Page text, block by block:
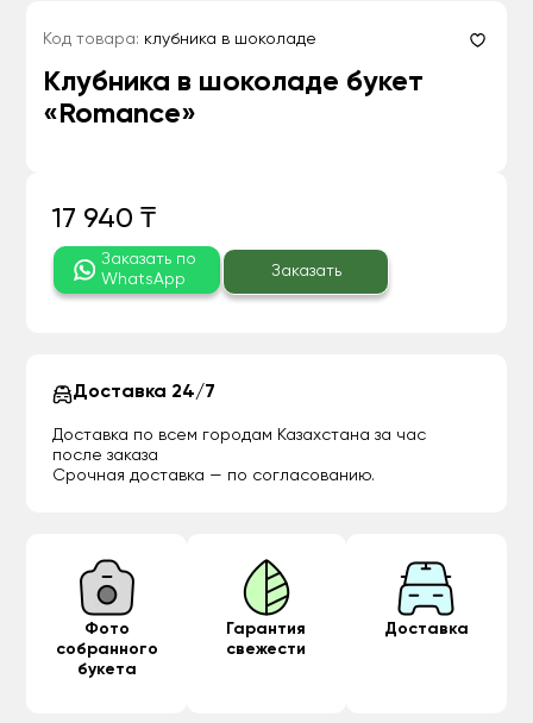
Код товара: клубника в шоколаде
Клубника в шоколаде букет
«Romance»
17 940 ₸
Заказать по
WhatsApp
Заказать
Доставка 24/7
Доставка по всем городам Казахстана за час
после заказа
Срочная доставка — по согласованию.
Фото
собранного
букета
Гарантия
свежести
Доставка